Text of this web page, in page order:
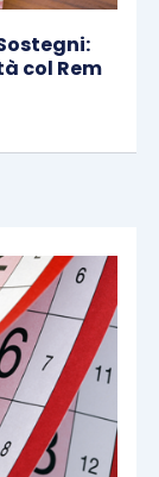
col Rem